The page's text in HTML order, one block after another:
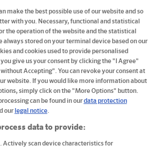
Découvertes 1-4
make the best possible use of our website and so
with you. Necessary, functional and statistical
the operation of the website and the statistical
always stored on your terminal device based on our
and cookies used to provide personalised
give us your consent by clicking the "I Agree"
Accepting". You can revoke your consent at
website. If you would like more information about
simply click on the "More Options" button.
can be found in ourdata protection
our legal notice.
data to provide:
Actively scan device characteristics for